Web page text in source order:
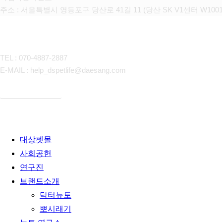
주소 : 서울특별시 영등포구 당산로 41길 11 (당산 SK V1센터
TEL : 070-4887-2887
E-MAIL : help_dspetlife@daesang.com
Close
Menu
대상펫몰
사회공헌
연구진
브랜드소개
닥터뉴토
뽀시래기